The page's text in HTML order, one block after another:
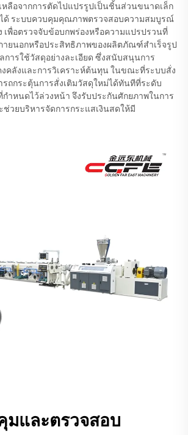
หลือจากการตัดไปแปรรูปเป็นชิ้นส่วนขนาดเล็ก
ได้ ระบบควบคุมคุณภาพตรวจสอบความสมบูรณ์
เพื่อตรวจจับข้อบกพร่องหรือความแปรปรวนที่
ยนอกหรือประสิทธิภาพของผลิตภัณฑ์สำเร็จรูป
การใช้วัสดุอย่างละเอียด ซึ่งสนับสนุนการ
คลังและการวิเคราะห์ต้นทุน ในขณะที่ระบบสั่ง
ถกระตุ้นการสั่งเติมวัสดุใหม่ได้ทันทีที่ระดับ
ำหนดไว้ล่วงหน้า จึงรับประกันศักยภาพในการ
วยบริหารจัดการกระแสเงินสดให้มี
มและตรวจสอบ